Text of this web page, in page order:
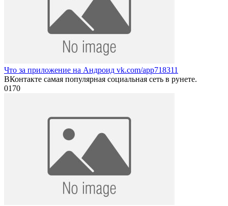
Что за приложение на Андроид vk.com/app718311
ВКонтакте самая популярная социальная сеть в рунете.
0170